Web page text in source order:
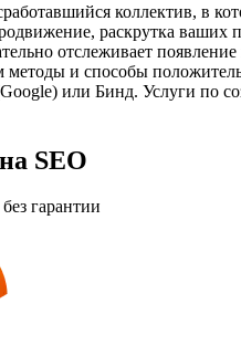
коллектив, в
раскрутка ваших
отслеживает
методы и способы
или Бинд. Услуги по
SEO
гарантии